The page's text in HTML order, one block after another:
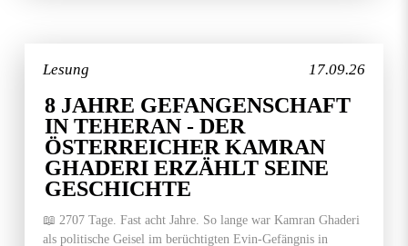
17.09.26
Lesung
8 JAHRE GEFANGENSCHAFT
IN TEHERAN - DER
ÖSTERREICHER KAMRAN
GHADERI ERZÄHLT SEINE
GESCHICHTE
📖 2707 Tage. Fast acht Jahre. So lange war Kamran Ghaderi
als politische Geisel im berüchtigten Evin-Gefängnis in